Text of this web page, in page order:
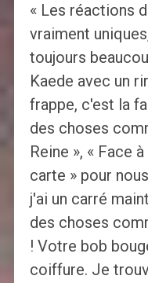
« Les réactions
vraiment
toujours
Kaede avec un
frappe, c'est la
des choses
Reine », « Face
carte » pour
j'ai un carré
des choses
! Votre bob
coiffure. Je